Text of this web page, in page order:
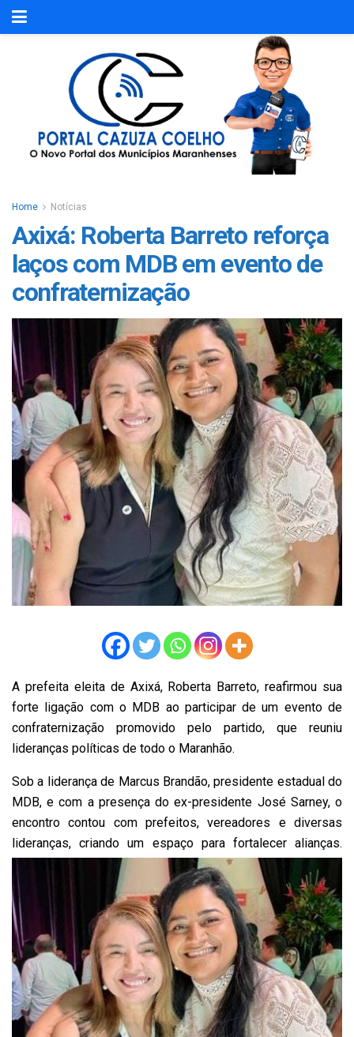
Home Notícias
Axixá: Roberta Barreto reforça
laços com MDB em evento de
confraternização
A prefeita eleita de Axixá, Roberta Barreto, reafirmou sua
forte ligação com o MDB ao participar de um evento de
confraternização promovido pelo partido, que reuniu
lideranças políticas de todo o Maranhão.
Sob a liderança de Marcus Brandão, presidente estadual do
MDB, e com a presença do ex-presidente José Sarney, o
encontro contou com prefeitos, vereadores e diversas
lideranças, criando um espaço para fortalecer alianças.